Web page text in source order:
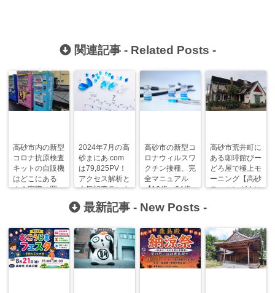
関連記事 - Related Posts -
高砂市内の新型
コロナ抗原検査
キットの自販機
はどこにある
ん？実際に買っ
2024年7月の高
砂まにあ.com
は79,825PV！
アクセス解析と
人気記事ランキ
ング！
高砂市の新型コ
ロナウィルスワ
クチン接種、完
全マニュアル
【16歳～64歳
高砂市荒井町に
ある珈琲館びー
どろ屋で極上モ
ーニング【高砂
モーニングまに
最新記事 - New Posts -